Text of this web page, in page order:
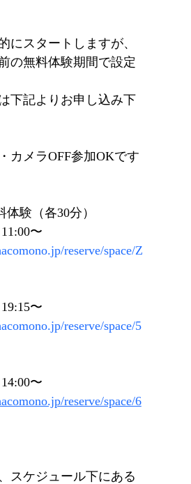
にスタートしますが、
の無料体験期間で設定
下記よりお申し込み下
カメラOFF参加OKです
体験（各30分）
〜
reserve/space/Z
〜
reserve/space/5
〜
reserve/space/6
スケジュール下にある